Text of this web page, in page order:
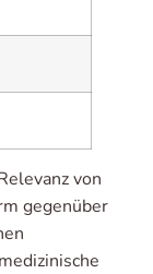
von
gegenüber